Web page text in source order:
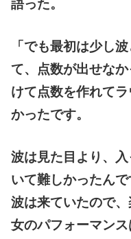
語った。
「でも最初は少し
て、点数が出せな
けて点数を作れて
かったです。
波は見た目より、
いて難しかったん
波は来ていたので
女のパフォーマン